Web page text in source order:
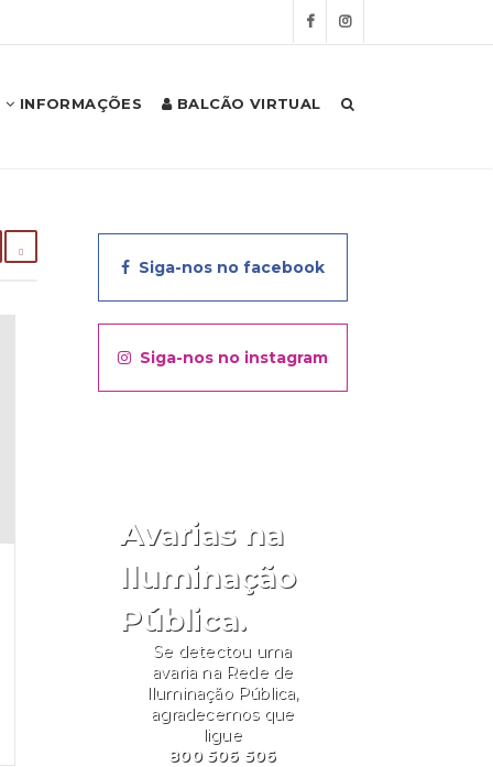
INFORMAÇÕES BALCÃO VIRTUAL
Siga-nos no facebook
Siga-nos no instagram
Avarias na
Iluminação
Pública.
Se detectou uma
avaria na Rede de
Iluminação Pública,
agradecemos que
ligue
800 506 506